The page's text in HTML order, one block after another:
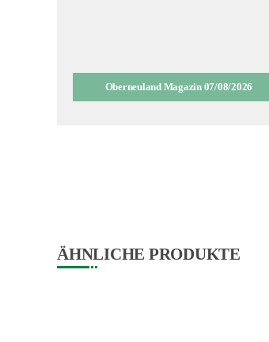
Oberneuland Magazin 07/08/2026
ÄHNLICHE PRODUKTE